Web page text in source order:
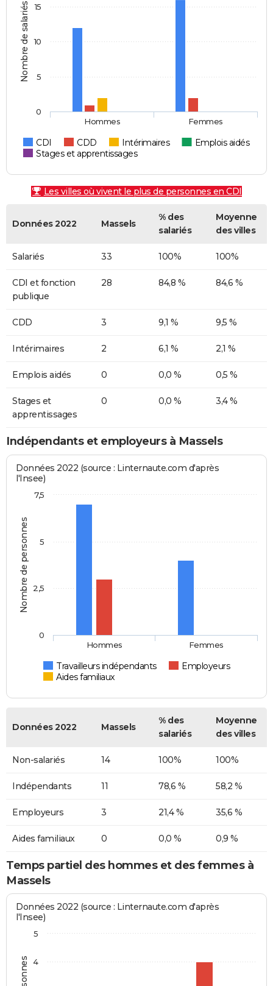
Nombre de salariés
CDI CDD Intérimaires
Emplois aidés
Stages et apprentissages
Hommes Femmes
0
5
10
15
Les villes où vivent le plus de personnes en CDI
Données 2022 Massels
% des
salariés
Moyenne
des villes
Salariés 33 100% 100%
CDI et fonction
publique
28 84,8 % 84,6 %
CDD 3 9,1 % 9,5 %
Intérimaires 2 6,1 % 2,1 %
Emplois aidés 0 0,0 % 0,5 %
Stages et
apprentissages
0 0,0 % 3,4 %
Indépendants et employeurs à Massels
Nombre de personnes
Données 2022 (source : Linternaute.com d'après
l'Insee)
Travailleurs indépendants
Employeurs
Aides familiaux
Hommes Femmes
0
2,5
5
7,5
Données 2022 Massels
% des
salariés
Moyenne
des villes
Non-salariés 14 100% 100%
Indépendants 11 78,6 % 58,2 %
Employeurs 3 21,4 % 35,6 %
Aides familiaux 0 0,0 % 0,9 %
Temps partiel des hommes et des femmes à
Massels
Données 2022 (source : Linternaute.com d'après
l'Insee)
4
5